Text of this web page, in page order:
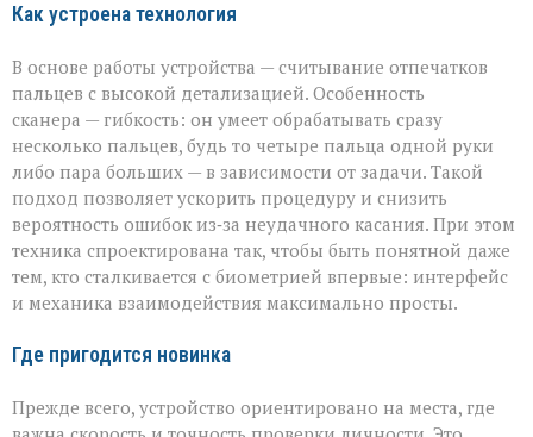
Как устроена технология
В основе работы устройства — считывание отпечатков
пальцев с высокой детализацией. Особенность
сканера — гибкость: он умеет обрабатывать сразу
несколько пальцев, будь то четыре пальца одной руки
либо пара больших — в зависимости от задачи. Такой
подход позволяет ускорить процедуру и снизить
вероятность ошибок из‑за неудачного касания. При этом
техника спроектирована так, чтобы быть понятной даже
тем, кто сталкивается с биометрией впервые: интерфейс
и механика взаимодействия максимально просты.
Где пригодится новинка
Прежде всего, устройство ориентировано на места, где